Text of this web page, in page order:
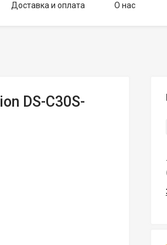
Доставка и оплата О нас
DS-C30S-